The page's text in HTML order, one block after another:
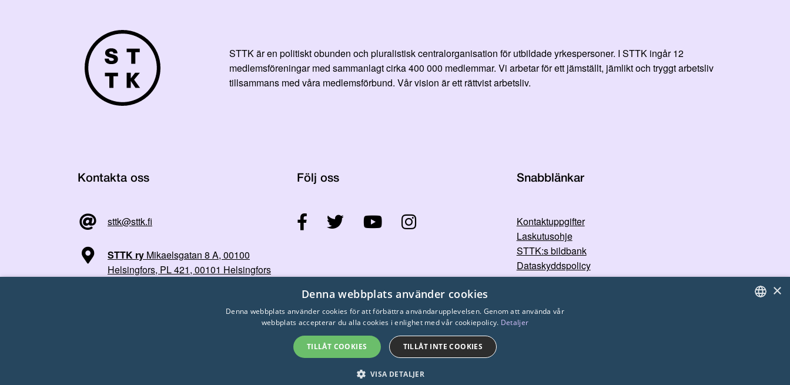
STTK är en politiskt obunden och pluralistisk centralorganisation för utbildade yrkespersoner. I STTK ingår 12
medlemsföreningar med sammanlagt cirka 400 000 medlemmar. Vi arbetar för ett jämställt, jämlikt och tryggt arbetsliv
tillsammans med våra medlemsförbund. Vår vision är ett rättvist arbetsliv.
Kontakta oss
sttk@sttk.fi
STTK ry Mikaelsgatan 8 A, 00100
Helsingfors, PL 421, 00101 Helsingfors
Följ oss Snabblänkar
Kontaktuppgifter
Laskutusohje
STTK:s bildbank
Dataskyddspolicy
STTK. Made with ❤ by
×
Denna webbplats använder cookies
Denna webbplats använder cookies för att förbättra användarupplevelsen. Genom att använda vår
webbplats accepterar du alla cookies i enlighet med vår cookiepolicy. Detaljer
TILLÅT COOKIES TILLÅT INTE COOKIES
VISA DETALJER